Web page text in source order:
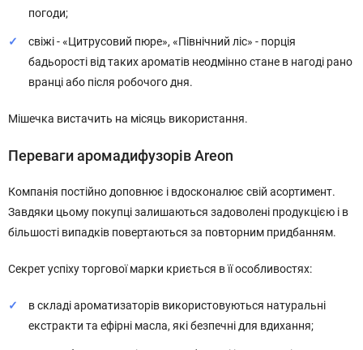
погоди;
свіжі - «Цитрусовий пюре», «Північний ліс» - порція
бадьорості від таких ароматів неодмінно стане в нагоді рано
вранці або після робочого дня.
Мішечка вистачить на місяць використання.
Переваги аромадифузорів Areon
Компанія постійно доповнює і вдосконалює свій асортимент.
Завдяки цьому покупці залишаються задоволені продукцією і в
більшості випадків повертаються за повторним придбанням.
Секрет успіху торгової марки криється в її особливостях:
в складі ароматизаторів використовуються натуральні
екстракти та ефірні масла, які безпечні для вдихання;